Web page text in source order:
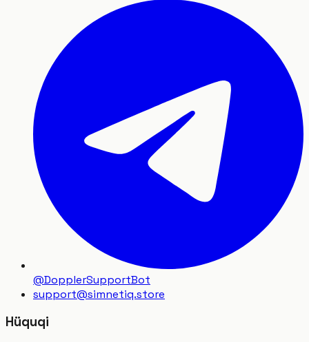
@DopplerSupportBot
support@simnetiq.store
Hüquqi